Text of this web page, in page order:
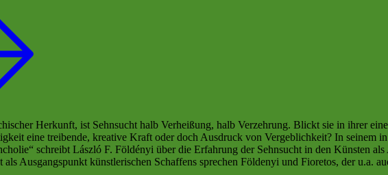
Herkunft, ist Sehnsucht halb Verheißung, halb Ver­zehrung. Blickt sie in ihrer
eine treibende, kreative Kraft oder doch Ausdruck von Vergeblichkeit? In seinem
schreibt László F. Földényi über die Erfahrung der Sehnsucht in den Künsten
Ausgangspunkt künstlerischen Schaffens sprechen Földenyi und Fioretos, der u.a.